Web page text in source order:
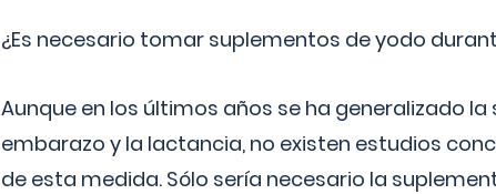
¿Es necesario tomar suplementos de yodo
Aunque en los últimos años se ha generalizado
embarazo y la lactancia, no existen estudios
de esta medida. Sólo sería necesario la